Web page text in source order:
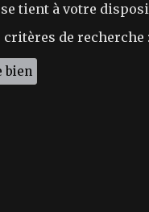
tient à votre
de recherche :
bien